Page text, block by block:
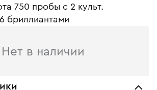
750 пробы c 2 культ.
бриллиантами
Нет в наличии